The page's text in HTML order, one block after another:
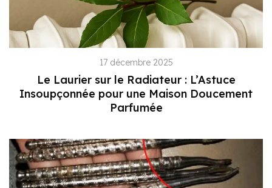
17 décembre 2025
Le Laurier sur le Radiateur : L’Astuce
Insoupçonnée pour une Maison Doucement
Parfumée